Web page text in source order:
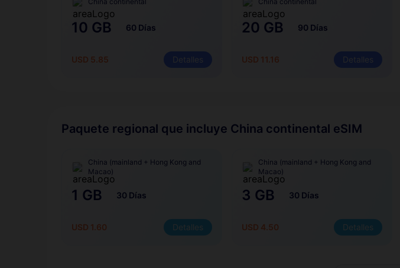
10 GB 60 Días
USD 5.85 Detalles
20 GB 90 Días
USD 11.16 Detalles
Paquete regional que incluye China continental eSIM
China (mainland + Hong Kong and
Macao)
1 GB 30 Días
USD 1.60 Detalles
China (mainland + Hong Kong and
Macao)
3 GB 30 Días
USD 4.50 Detalles